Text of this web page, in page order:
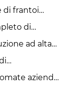
di frantoi
aiutare le
di
agli
ad alta
dei
a
aziende